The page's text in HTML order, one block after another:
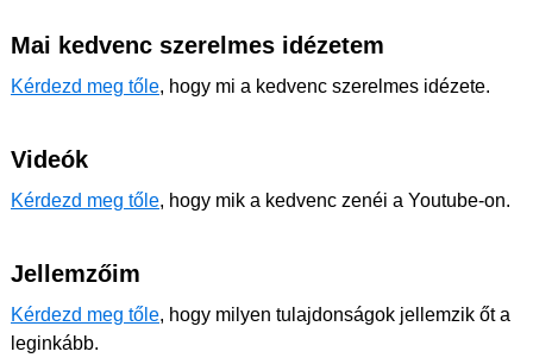
Mai kedvenc szerelmes idézetem
Kérdezd meg tőle, hogy mi a kedvenc szerelmes idézete.
Videók
Kérdezd meg tőle, hogy mik a kedvenc zenéi a Youtube-on.
Jellemzőim
Kérdezd meg tőle, hogy milyen tulajdonságok jellemzik őt a
leginkább.